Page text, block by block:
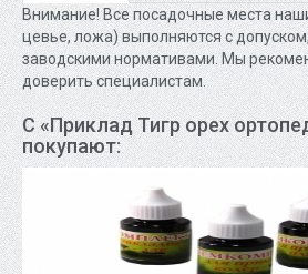
Внимание! Все посадочные места
цевье, ложа) выполняются с
заводскими нормативами. Мы
доверить специалистам.
С «Приклад Тигр орех
покупают: